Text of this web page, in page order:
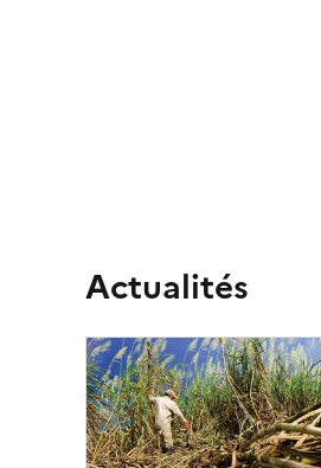
Actualités